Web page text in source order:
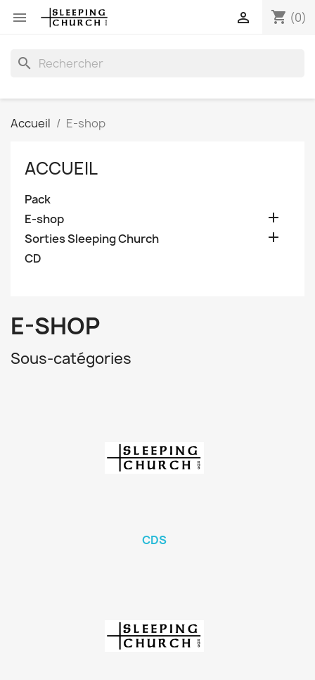
 shopping_cart (0)

search
Accueil E-shop
ACCUEIL
Pack
E-shop

Sorties Sleeping Church 
CD
E-SHOP
Sous-catégories
CDS